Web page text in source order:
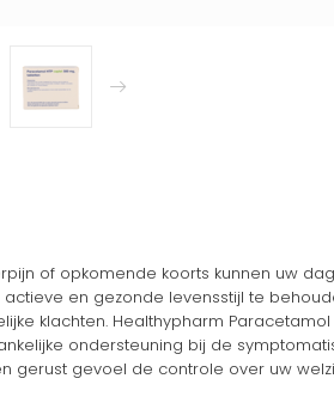
of opkomende koorts kunnen uw
en gezonde levensstijl te
klachten. Healthypharm
ondersteuning bij de
gerust gevoel de controle over uw